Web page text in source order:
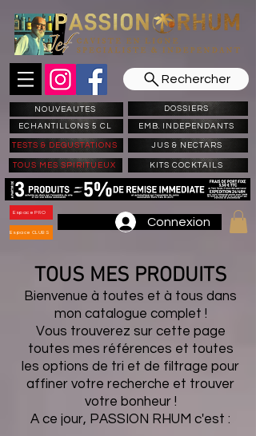
Rechercher
NOUVEAUTES
ECHANTILLONS 5 CL
DOSSIERS
EMB. INDEPENDANTS
TESTS & DEGUSTATIONS JUS & NECTARS
TOUS MES SPIRITUEUX KITS COCKTAILS
Espace PRO
Espace CLUBS
Connexion
TOUS MES PRODUITS
Bienvenue à toutes et à tous dans
mon catalogue complet !
Vous trouverez sur cette page
toutes mes références et toutes
les options de tri et de filtrage pour
affiner votre recherche et trouver
votre bonheur !
A ce jour, PASSION RHUM c'est :